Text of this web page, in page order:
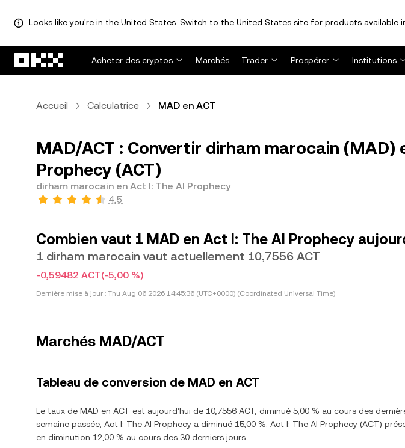
Looks like you're in the United States. Switch to the United States site for products available
Acheter des cryptos
Marchés Trader Prospérer Institutions
Accueil Calculatrice MAD en ACT
MAD/ACT : Convertir dirham marocain (MAD)
Prophecy (ACT)
dirham marocain en Act I: The AI Prophecy
4,5
Combien vaut 1 MAD en Act I: The AI Prophecy
1 dirham marocain vaut actuellement 10,7556 ACT
-0,59482 ACT(-5,00 %)
Dernière mise à jour : Thu Aug 06 2026 14:45:36 (UTC+0000) (Coordinated Universal Time)
Marchés MAD/ACT
Tableau de conversion de MAD en ACT
Le taux de MAD en ACT est aujourd’hui de 10,7556 ACT, diminué 5,00 % au cours des
semaine passée, Act I: The AI Prophecy a diminué 15,00 %. Act I: The AI Prophecy (ACT)
en diminution 12,00 % au cours des 30 derniers jours.